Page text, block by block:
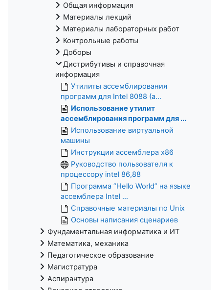
Общая информация
Материалы лекций
Материалы лабораторных работ
Контрольные работы
Доборы
Дистрибутивы и справочная
информация
Утилиты ассемблирования
программ для Intel 8088 (а...
Использование утилит
ассемблирования программ для ...
Использование виртуальной
машины
Инструкции ассемблера x86
Руководство пользователя к
процессору intel 86,88
Программа “Hello World” на языке
ассемблера Intel ...
Справочные материалы по Unix
Основы написания сценариев
Фундаментальная информатика и ИТ
Математика, механика
Педагогическое образование
Магистратура
Аспирантура